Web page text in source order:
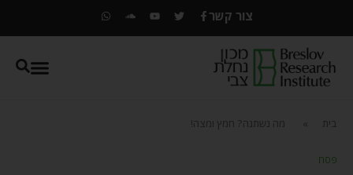
צור קשר
בית מה נשתנה? חמץ ומצה!
פסח